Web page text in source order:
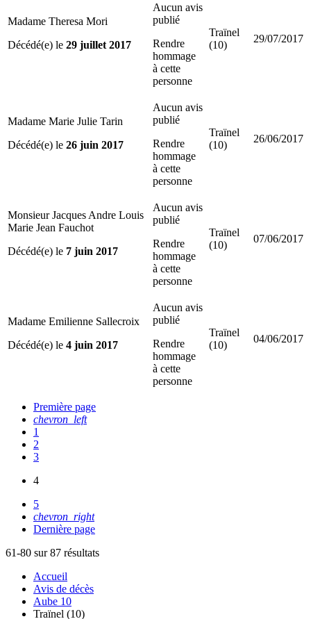
Madame Theresa Mori
Décédé(e) le 29 juillet 2017
Aucun avis
publié
Rendre
hommage
à cette
personne
Traïnel
(10)
29/07/2017
Madame Marie Julie Tarin
Décédé(e) le 26 juin 2017
Aucun avis
publié
Rendre
hommage
à cette
personne
Traïnel
(10)
26/06/2017
Monsieur Jacques Andre Louis
Marie Jean Fauchot
Décédé(e) le 7 juin 2017
Aucun avis
publié
Rendre
hommage
à cette
personne
Traïnel
(10)
07/06/2017
Madame Emilienne Sallecroix
Décédé(e) le 4 juin 2017
Aucun avis
publié
Rendre
hommage
à cette
personne
Traïnel
(10)
04/06/2017
Première page
chevron_left
1
2
3
4
5
chevron_right
Dernière page
61-80 sur 87 résultats
Accueil
Avis de décès
Aube 10
Traïnel (10)